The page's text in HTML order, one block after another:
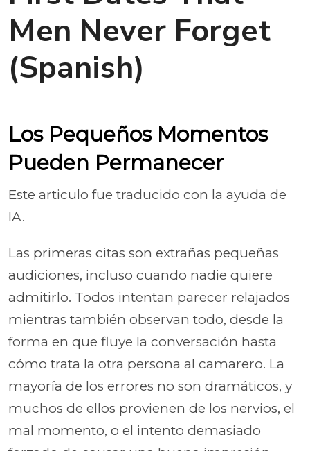
Men Never Forget
(Spanish)
Los Pequeños Momentos
Pueden Permanecer
Este articulo fue traducido con la ayuda de
IA.
Las primeras citas son extrañas pequeñas
audiciones, incluso cuando nadie quiere
admitirlo. Todos intentan parecer relajados
mientras también observan todo, desde la
forma en que fluye la conversación hasta
cómo trata la otra persona al camarero. La
mayoría de los errores no son dramáticos, y
muchos de ellos provienen de los nervios, el
mal momento, o el intento demasiado